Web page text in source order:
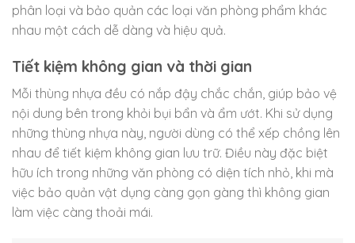
phân loại và bảo quản các loại văn phòng phẩm khác
nhau một cách dễ dàng và hiệu quả.
Tiết kiệm không gian và thời gian
Mỗi thùng nhựa đều có nắp đậy chắc chắn, giúp bảo vệ
nội dung bên trong khỏi bụi bẩn và ẩm ướt. Khi sử dụng
những thùng nhựa này, người dùng có thể xếp chồng lên
nhau để tiết kiệm không gian lưu trữ. Điều này đặc biệt
hữu ích trong những văn phòng có diện tích nhỏ, khi mà
việc bảo quản vật dụng càng gọn gàng thì không gian
làm việc càng thoải mái.